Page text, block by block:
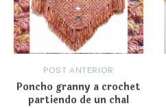
POST ANTERIOR
Poncho granny a crochet
partiendo de un chal